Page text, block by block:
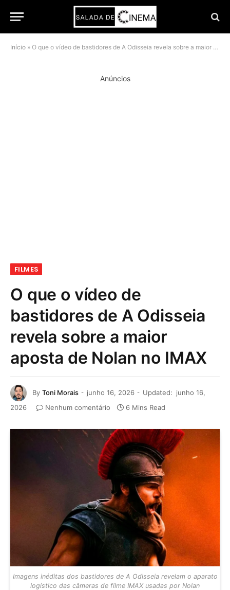
Início » O que o vídeo de bastidores de A Odisseia revela sobre a maior aposta de Nolan no IMAX
Anúncios
FILMES
O que o vídeo de
bastidores de A Odisseia
revela sobre a maior
aposta de Nolan no IMAX
By Toni Morais junho 16, 2026 Updated: junho 16,
2026
Nenhum comentário 6 Mins Read
Imagens inéditas dos bastidores de A Odisseia revelam o aparato
logístico das câmeras de filme IMAX usadas por Nolan